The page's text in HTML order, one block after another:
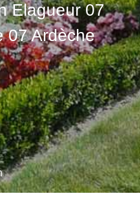
Elagueur 07
07 Ardèche